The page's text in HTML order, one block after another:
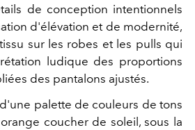
de conception intentionnels
d'élévation et de modernité,
sur les robes et les pulls qui
ludique des proportions
des pantalons ajustés.
palette de couleurs de tons
coucher de soleil, sous la